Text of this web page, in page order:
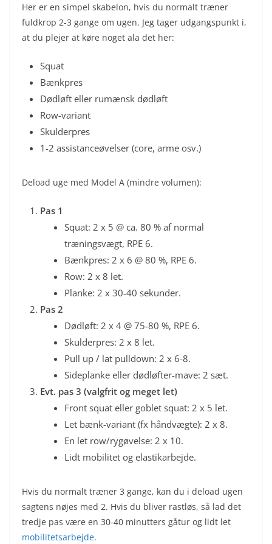
Her er en simpel skabelon, hvis du normalt træner
fuldkrop 2-3 gange om ugen. Jeg tager udgangspunkt i,
at du plejer at køre noget ala det her:
Squat
Bænkpres
Dødløft eller rumænsk dødløft
Row-variant
Skulderpres
1-2 assistanceøvelser (core, arme osv.)
Deload uge med Model A (mindre volumen):
Pas 1
Squat: 2 x 5 @ ca. 80 % af normal
træningsvægt, RPE 6.
Bænkpres: 2 x 6 @ 80 %, RPE 6.
Row: 2 x 8 let.
Planke: 2 x 30-40 sekunder.
Pas 2
Dødløft: 2 x 4 @ 75-80 %, RPE 6.
Skulderpres: 2 x 8 let.
Pull up / lat pulldown: 2 x 6-8.
Sideplanke eller dødløfter-mave: 2 sæt.
Evt. pas 3 (valgfrit og meget let)
Front squat eller goblet squat: 2 x 5 let.
Let bænk-variant (fx håndvægte): 2 x 8.
En let row/rygøvelse: 2 x 10.
Lidt mobilitet og elastikarbejde.
Hvis du normalt træner 3 gange, kan du i deload ugen
sagtens nøjes med 2. Hvis du bliver rastløs, så lad det
tredje pas være en 30-40 minutters gåtur og lidt let
mobilitetsarbejde.